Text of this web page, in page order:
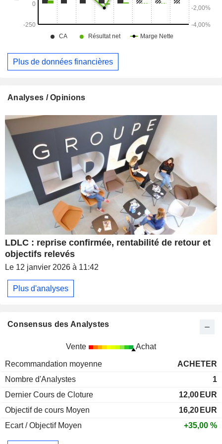
Plus de données financières
Analyses / Opinions
LDLC : reprise confirmée, rentabilité de retour et
objectifs relevés
Le 12 janvier 2026 à 11:42
Plus d'analyses
Consensus des Analystes
Vente Achat
Recommandation moyenne
ACHETER
Nombre d'Analystes
1
Dernier Cours de Cloture
12,00 EUR
Objectif de cours Moyen
16,20 EUR
Ecart / Objectif Moyen
+35,00 %